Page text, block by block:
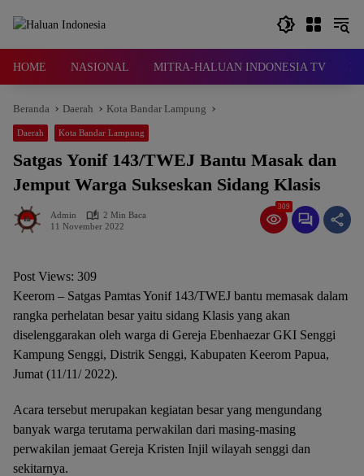
HOME NASIONAL MITRA-HALUAN INDONESIA TV
Beranda Daerah Kota Bandar Lampung
Daerah Kota Bandar Lampung
Satgas Yonif 143/TWEJ Bantu Masak dan
Jemput Warga Sukseskan Sidang Klasis
Admin
2 Min Baca
11 November 2022
309
Post Views: 309
Keerom – Satgas Pamtas Yonif 143/TWEJ bantu memasak dalam
rangka perhelatan besar yaitu sidang Klasis yang akan
diselenggarakan oleh warga di Gereja Ebenhaezar GKI Senggi
Kampung Senggi, Distrik Senggi, Kabupaten Keerom Papua,
Jumat (11/11/ 2022).
Acara tersebut merupakan kegiatan besar yang mengundang
banyak warga terutama perwakilan dari masing-masing
perwakilan jemaat Gereja Kristen Injil wilayah senggi dan
sekitarnya.